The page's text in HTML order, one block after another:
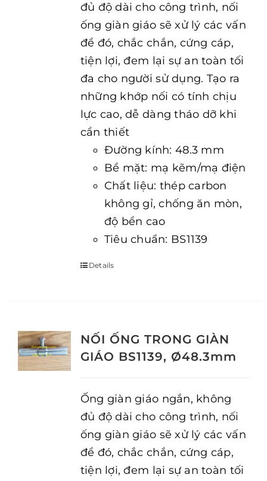
đủ độ dài cho công trình, nối
ống giàn giáo sẽ xử lý các vấn
đề đó, chắc chắn, cứng cáp,
tiện lợi, đem lại sự an toàn tối
đa cho người sử dụng. Tạo ra
những khớp nối có tính chịu
lực cao, dễ dàng tháo dỡ khi
cần thiết
Đường kính: 48.3 mm
Bề mặt: mạ kẽm/mạ điện
Chất liệu: thép carbon
không gỉ, chống ăn mòn,
độ bền cao
Tiêu chuẩn: BS1139
Details
NỐI ỐNG TRONG GIÀN
GIÁO BS1139, Ø48.3mm
Ống giàn giáo ngắn, không
đủ độ dài cho công trình, nối
ống giàn giáo sẽ xử lý các vấn
đề đó, chắc chắn, cứng cáp,
tiện lợi, đem lại sự an toàn tối